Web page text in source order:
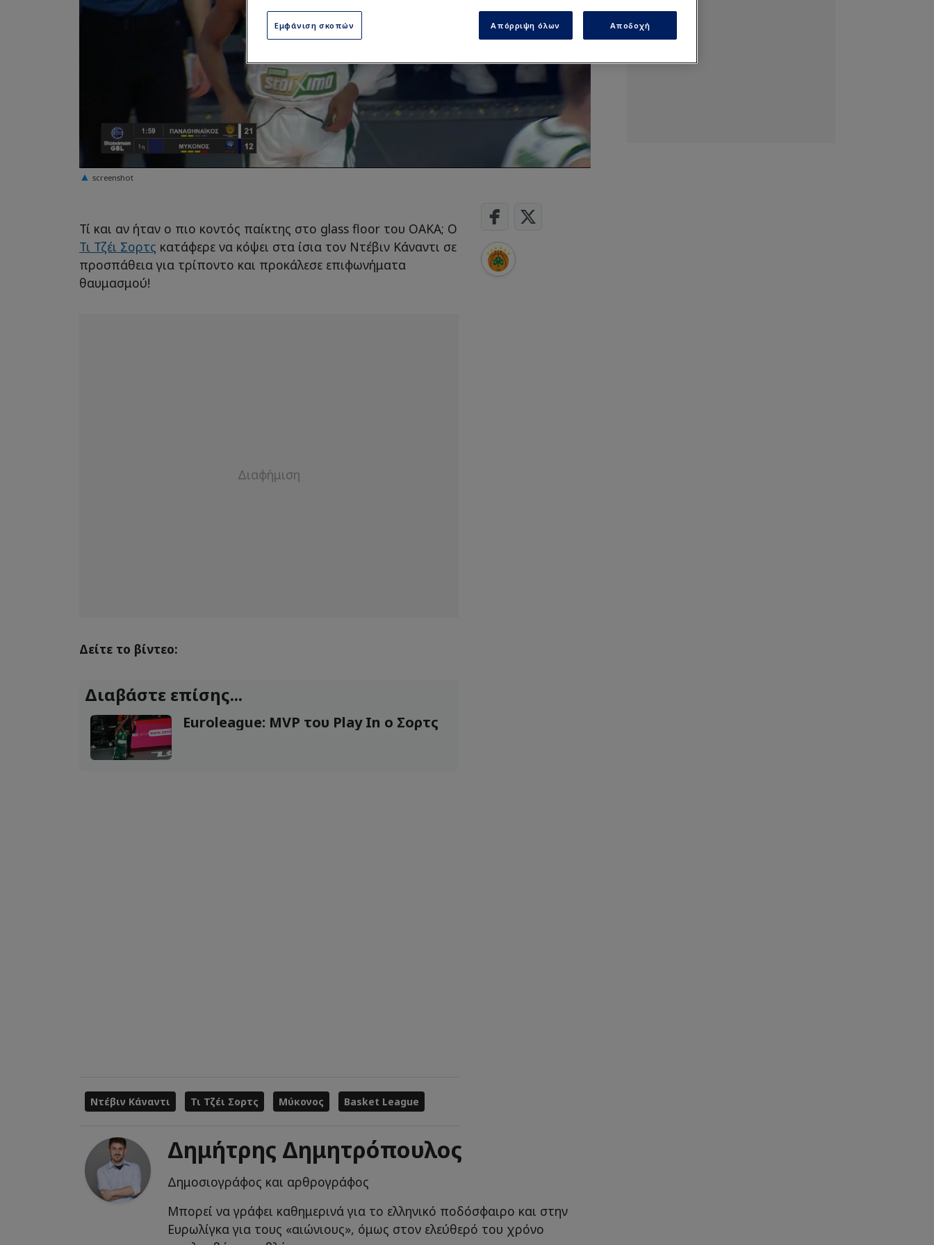
screenshot
Τί και αν ήταν ο πιο κοντός παίκτης στο glass floor του ΟΑΚΑ; Ο
Τι Τζέι Σορτς κατάφερε να κόψει στα ίσια τον Ντέβιν Κάναντι σε
προσπάθεια για τρίποντο και προκάλεσε επιφωνήματα
θαυμασμού!
Δείτε το βίντεο:
Διαβάστε επίσης...
Euroleague: MVP του Play In ο Σορτς
Ντέβιν Κάναντι Τι Τζέι Σορτς Μύκονος Basket League
Δημήτρης Δημητρόπουλος
Δημοσιογράφος και αρθρογράφος
Μπορεί να γράφει καθημερινά για το ελληνικό ποδόσφαιρο και στην
Ευρωλίγκα για τους «αιώνιους», όμως στον ελεύθερό του χρόνο
Εμφάνιση σκοπών Απόρριψη όλων Αποδοχή